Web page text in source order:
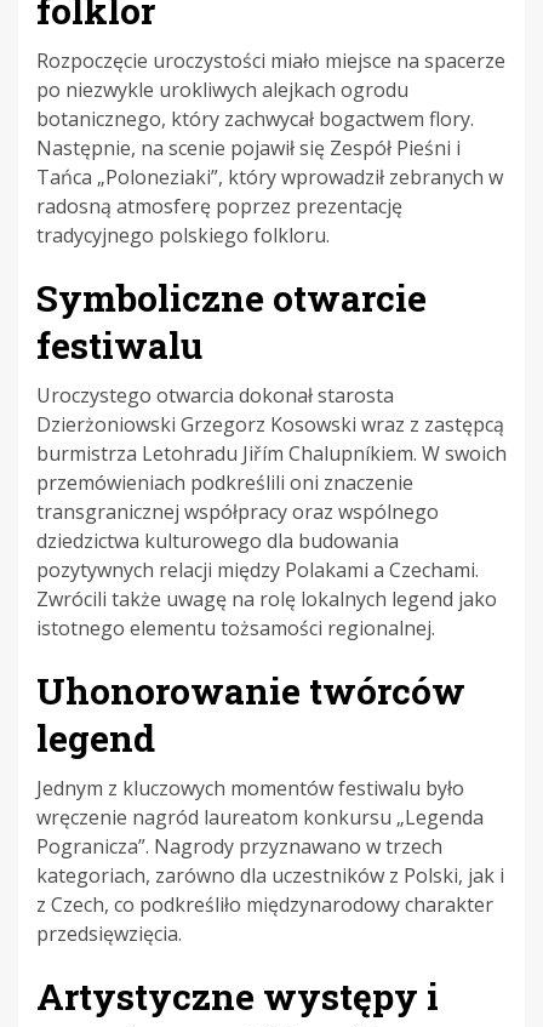
folklor
Rozpoczęcie uroczystości miało miejsce na spacerze
po niezwykle urokliwych alejkach ogrodu
botanicznego, który zachwycał bogactwem flory.
Następnie, na scenie pojawił się Zespół Pieśni i
Tańca „Poloneziaki”, który wprowadził zebranych w
radosną atmosferę poprzez prezentację
tradycyjnego polskiego folkloru.
Symboliczne otwarcie
festiwalu
Uroczystego otwarcia dokonał starosta
Dzierżoniowski Grzegorz Kosowski wraz z zastępcą
burmistrza Letohradu Jiřím Chalupníkiem. W swoich
przemówieniach podkreślili oni znaczenie
transgranicznej współpracy oraz wspólnego
dziedzictwa kulturowego dla budowania
pozytywnych relacji między Polakami a Czechami.
Zwrócili także uwagę na rolę lokalnych legend jako
istotnego elementu tożsamości regionalnej.
Uhonorowanie twórców
legend
Jednym z kluczowych momentów festiwalu było
wręczenie nagród laureatom konkursu „Legenda
Pogranicza”. Nagrody przyznawano w trzech
kategoriach, zarówno dla uczestników z Polski, jak i
z Czech, co podkreśliło międzynarodowy charakter
przedsięwzięcia.
Artystyczne występy i